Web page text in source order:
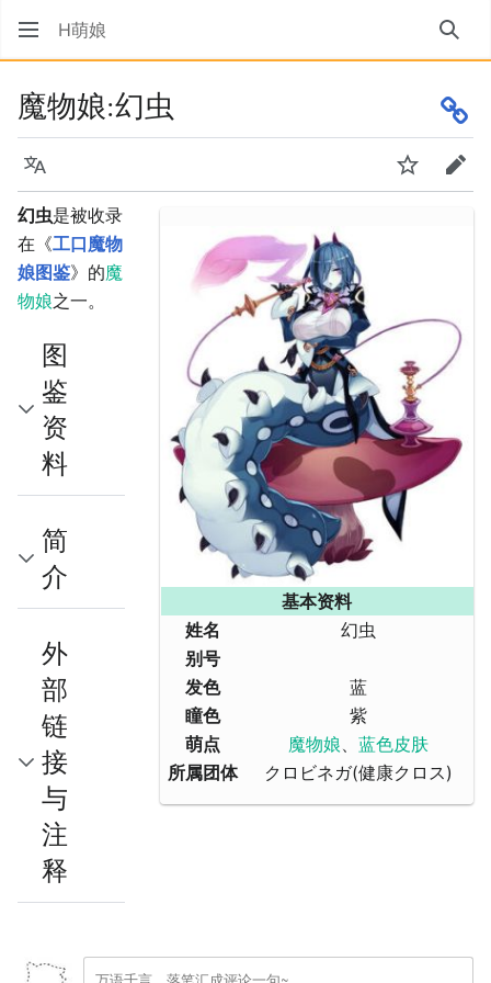
H萌娘 搜索
魔物娘:幻虫
语言 监视 编辑
基本资料
姓名
幻虫
别号
发色
蓝
瞳色
紫
萌点
魔物娘 、蓝色皮肤
所属团体
クロビネガ(健康クロス)
幻虫是被收录
在《工口魔物
娘图鉴》的魔
物娘之一。
图
鉴
资
料
简
介
外
部
链
接
与
注
释